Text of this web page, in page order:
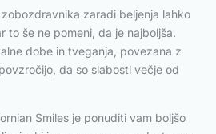
zaradi beljenja lahko
to še ne pomeni, da je najboljša.
dobe in tveganja, povezana z
da so slabosti večje od
Smiles je ponuditi vam boljšo